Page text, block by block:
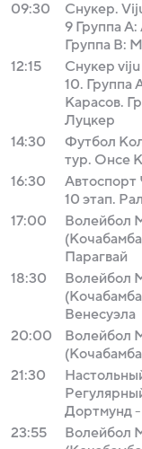
09:30
Снукер.
9 Группа
Группа B:
12:15
Снукер viju
10. Группа
Карасов.
Луцкер
14:30
Футбол
тур. Онсе
16:30
Автоспорт
10 этап.
17:00
Волейбол
Парагвай
18:30
Волейбол
Венесуэла
20:00
Волейбол
21:30
Дортмунд
23:55
Волейбол